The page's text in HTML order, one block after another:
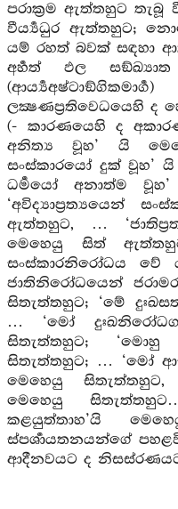
පරාක්‍රම ඇත්තහුට
වීර්‍ය්‍යධුර ඇත්තහුට;
යම් රහත් බවක් සඳහා
අර්‍හත් ඵල
ලක්‍ෂණප්‍රතිවෙධයෙහි ද
(- කාරණයෙහි ද
අනිත්‍ය වූහ’ යි
සංස්කාරයෝ දුක් වූහ’
ධර්‍මයෝ අනාත්ම
‘අවිද්‍යාප්‍රත්‍යයෙන්
ඇත්තහුට, …
මෙහෙයු සිත්
සංස්කාරනිරෝධය
ජාතිනිරෝධයෙන්
සිතැත්තහුට; ‘මේ
… ‘මෝ
සිතැත්තහුට;
සිතැත්තහුට; … ‘මෝ
මෙහෙයු සිතැත්තහුට,
මෙහෙයු
කළයුත්තාහ’යි
ස්පර්‍ශායතනයන්ගේ
ආදීනවයට ද